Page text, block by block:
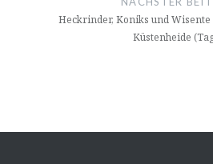
Heckrinder, Koniks und
Küstenheide